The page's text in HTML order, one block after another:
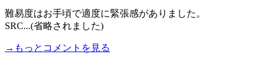
難易度はお手頃で適度に緊張感がありました。
SRC...(省略されました)
→もっとコメントを見る